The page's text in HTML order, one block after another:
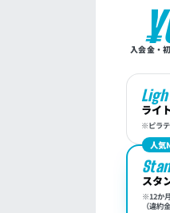
入会金・
ライ
※ピラ
人
スタ
※12か
（違約